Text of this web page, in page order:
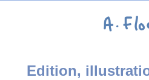
Edition,